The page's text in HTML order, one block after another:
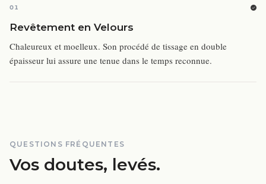
01
Revêtement en Velours
Chaleureux et moelleux. Son procédé de tissage en double
épaisseur lui assure une tenue dans le temps reconnue.
QUESTIONS FRÉQUENTES
Vos doutes, levés.